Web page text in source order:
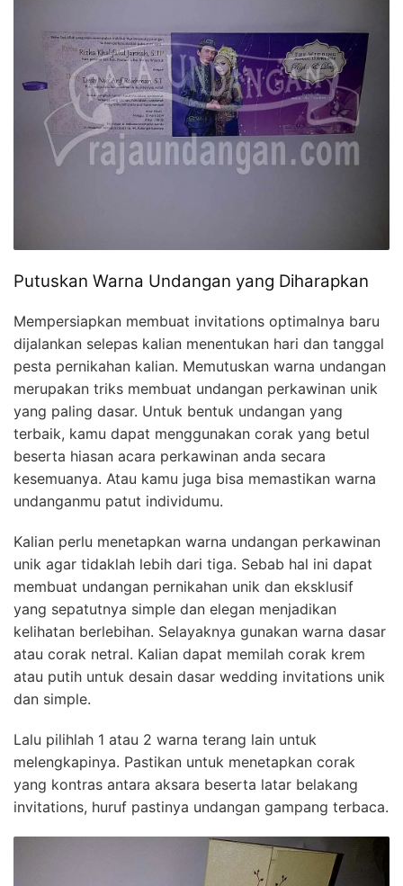
Putuskan Warna Undangan yang Diharapkan
Mempersiapkan membuat invitations optimalnya baru
dijalankan selepas kalian menentukan hari dan tanggal
pesta pernikahan kalian. Memutuskan warna undangan
merupakan triks membuat undangan perkawinan unik
yang paling dasar. Untuk bentuk undangan yang
terbaik, kamu dapat menggunakan corak yang betul
beserta hiasan acara perkawinan anda secara
kesemuanya. Atau kamu juga bisa memastikan warna
undanganmu patut individumu.
Kalian perlu menetapkan warna undangan perkawinan
unik agar tidaklah lebih dari tiga. Sebab hal ini dapat
membuat undangan pernikahan unik dan eksklusif
yang sepatutnya simple dan elegan menjadikan
kelihatan berlebihan. Selayaknya gunakan warna dasar
atau corak netral. Kalian dapat memilah corak krem
atau putih untuk desain dasar wedding invitations unik
dan simple.
Lalu pilihlah 1 atau 2 warna terang lain untuk
melengkapinya. Pastikan untuk menetapkan corak
yang kontras antara aksara beserta latar belakang
invitations, huruf pastinya undangan gampang terbaca.